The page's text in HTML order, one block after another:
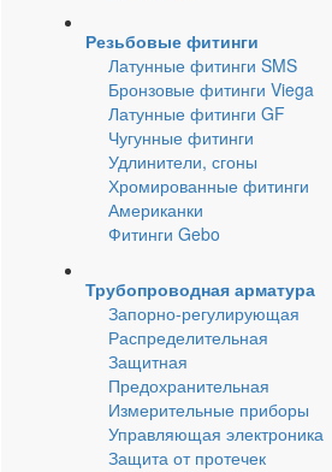
Резьбовые фитинги
Латунные фитинги SMS
Бронзовые фитинги Viega
Латунные фитинги GF
Чугунные фитинги
Удлинители, сгоны
Хромированные фитинги
Американки
Фитинги Gebo
Трубопроводная арматура
Запорно-регулирующая
Распределительная
Защитная
Предохранительная
Измерительные приборы
Управляющая электроника
Защита от протечек